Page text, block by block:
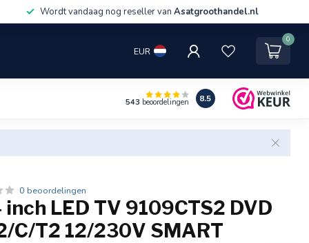
Wordt vandaag nog reseller van Asatgroothandel.nl
EUR
0
543 beoordelingen 8.5
0 beoordelingen
LED TV 9109CTS2 DVD
C/T2 12/230V SMART